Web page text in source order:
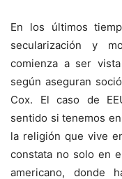
En los últimos
secularización y
comienza a ser
según aseguran
Cox. El caso de
sentido si tenemos
la religión que vive
constata no solo en
americano, donde